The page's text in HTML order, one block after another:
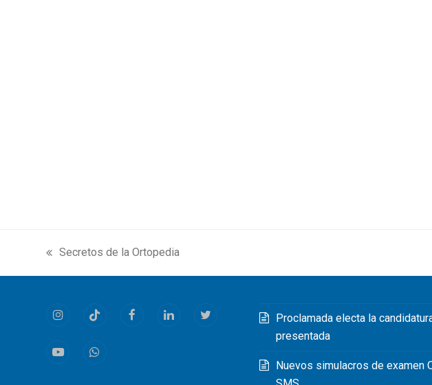
previous
post:
Secretos de la Ortopedia
InstagramTiktok FacebookLinkedInTwitter
YoutubeWhatsapp
Proclamada electa la
presentada
Nuevos simulacros de examen